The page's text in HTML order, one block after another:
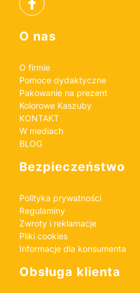
Linki w stopce
O nas
O firmie
Pomoce dydaktyczne
Pakowanie na prezent
Kolorowe Kaszuby
KONTAKT
W mediach
BLOG
Bezpieczeństwo
Polityka prywatności
Regulaminy
Zwroty i reklamacje
Pliki cookies
Informacje dla konsumenta
Obsługa klienta